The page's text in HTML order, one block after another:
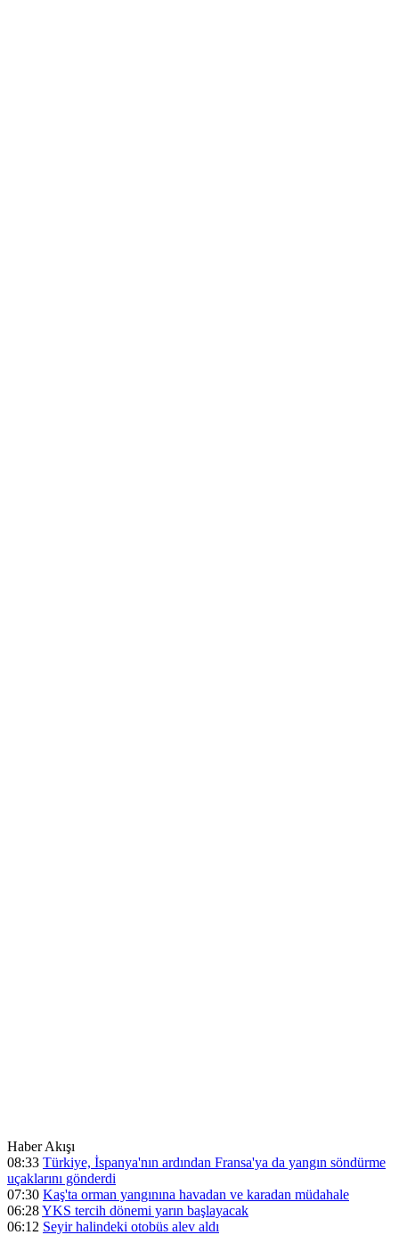
Haber Akışı
08:33 Türkiye, İspanya'nın ardından Fransa'ya da yangın söndürme
uçaklarını gönderdi
07:30 Kaş'ta orman yangınına havadan ve karadan müdahale
06:28YKS tercih dönemi yarın başlayacak
06:12 Seyir halindeki otobüs alev aldı